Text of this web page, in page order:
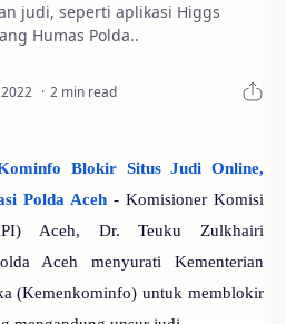
judi, seperti aplikasi Higgs
Humas Polda..
2 min read
Blokir Situs Judi Online,
Polda Aceh - Komisioner Komisi
Aceh, Dr. Teuku Zulkhairi
Aceh menyurati Kementerian
(Kemenkominfo) untuk memblokir